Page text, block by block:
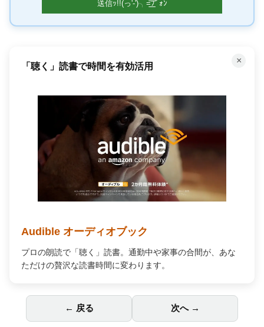
×
「聴く」読書で時間を有効活用
Audible オーディオブック
プロの朗読で「聴く」読書。通勤中や家事の合間が、あな
ただけの贅沢な読書時間に変わります。
← 戻る 次へ →